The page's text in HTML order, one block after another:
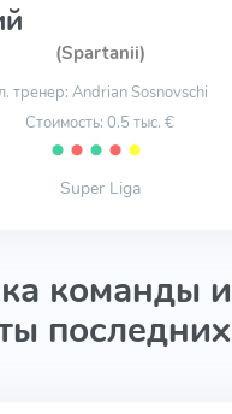
(Spartanii)
тренер: Andrian Sosnovschi
Стоимость: 0.5 тыс. €
⬤ ⬤ ⬤ ⬤ ⬤
Super Liga
команды и
последних